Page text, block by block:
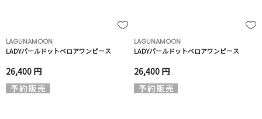
LAGUNAMOON
LADYパールドットベロアワンピース
26,400 円
LAGUNAMOON
LADYパールドットベロアワンピース
26,400 円